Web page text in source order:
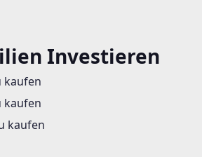
Investieren
kaufen
kaufen
kaufen